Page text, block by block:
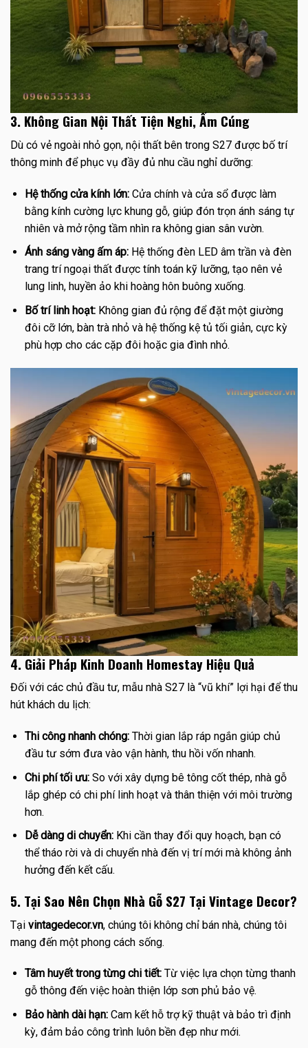
3. Không Gian Nội Thất Tiện Nghi, Ấm Cúng
Dù có vẻ ngoài nhỏ gọn, nội thất bên trong S27 được bố trí
thông minh để phục vụ đầy đủ nhu cầu nghỉ dưỡng:
Hệ thống cửa kính lớn:Cửa chính và cửa sổ được làm
bằng kính cường lực khung gỗ, giúp đón trọn ánh sáng tự
nhiên và mở rộng tầm nhìn ra không gian sân vườn.
Ánh sáng vàng ấm áp:Hệ thống đèn LED âm trần và đèn
trang trí ngoại thất được tính toán kỹ lưỡng, tạo nên vẻ
lung linh, huyền ảo khi hoàng hôn buông xuống.
Bố trí linh hoạt:Không gian đủ rộng để đặt một giường
đôi cỡ lớn, bàn trà nhỏ và hệ thống kệ tủ tối giản, cực kỳ
phù hợp cho các cặp đôi hoặc gia đình nhỏ.
4. Giải Pháp Kinh Doanh Homestay Hiệu Quả
Đối với các chủ đầu tư, mẫu nhà S27 là “vũ khí” lợi hại để thu
hút khách du lịch:
Thi công nhanh chóng:Thời gian lắp ráp ngắn giúp chủ
đầu tư sớm đưa vào vận hành, thu hồi vốn nhanh.
Chi phí tối ưu:So với xây dựng bê tông cốt thép, nhà gỗ
lắp ghép có chi phí linh hoạt và thân thiện với môi trường
hơn.
Dễ dàng di chuyển:Khi cần thay đổi quy hoạch, bạn có
thể tháo rời và di chuyển nhà đến vị trí mới mà không ảnh
hưởng đến kết cấu.
5. Tại Sao Nên Chọn Nhà Gỗ S27 Tại Vintage Decor?
Tại vintagedecor.vn, chúng tôi không chỉ bán nhà, chúng tôi
mang đến một phong cách sống.
Tâm huyết trong từng chi tiết:Từ việc lựa chọn từng thanh
gỗ thông đến việc hoàn thiện lớp sơn phủ bảo vệ.
Bảo hành dài hạn:Cam kết hỗ trợ kỹ thuật và bảo trì định
kỳ, đảm bảo công trình luôn bền đẹp như mới.